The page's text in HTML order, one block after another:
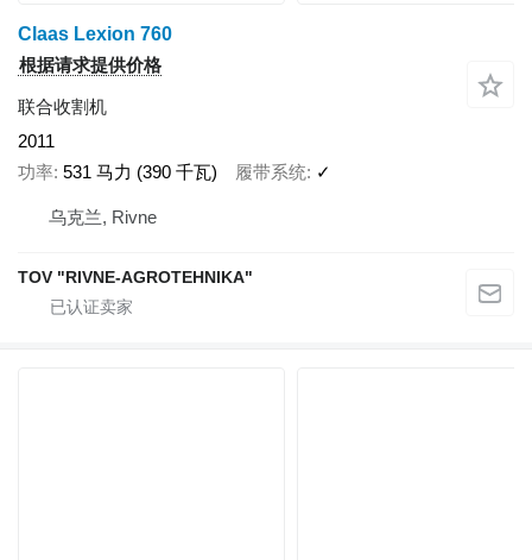
Claas Lexion 760
根据请求提供价格
联合收割机
2011
功率 531 马力 (390 千瓦) 履带系统 ✓
乌克兰, Rivne
TOV "RIVNE-AGROTEHNIKA"